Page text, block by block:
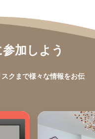
加しよう
クまで様々な情報をお伝